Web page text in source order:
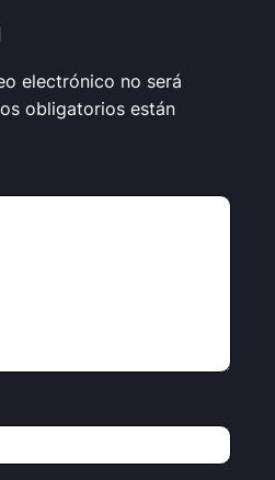
electrónico no será
obligatorios están